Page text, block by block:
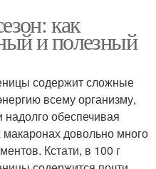
как
и полезный
содержит сложные
всему организму,
обеспечивая
довольно много
Кстати, в 100 г